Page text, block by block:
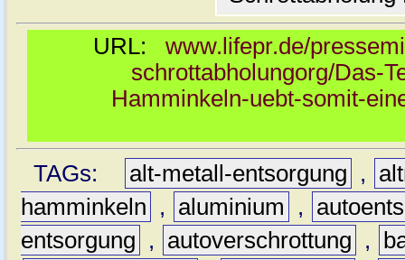
URL: www.lifepr.de/
schrottabholungorg/Das-
Hamminkeln-uebt-somit-
TAGs: alt-metall-entsorgung ,
hamminkeln
, aluminium ,
entsorgung
, autoverschrottung ,